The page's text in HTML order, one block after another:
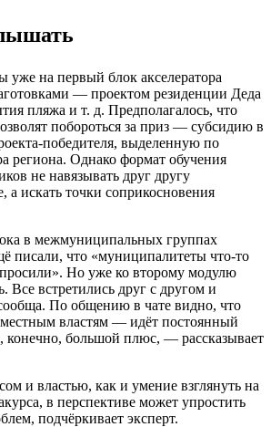
уже на первый блок акселератора
— проектом резиденции Деда
пляжа и т. д. Предполагалось, что
побороться за приз — субсидию в
победителя, выделенную по
региона. Однако формат обучения
не навязывать друг другу
а искать точки соприкосновения
в межмуниципальных группах
писали, что «муниципалитеты что-то
Но уже ко второму модулю
Все встретились друг с другом и
По общению в чате видно, что
властям — идёт постоянный
конечно, большой плюс, — рассказывает
и властью, как и умение взглянуть на
в перспективе может упростить
подчёркивает эксперт.